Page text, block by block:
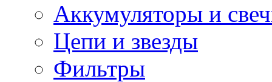
Аккумуляторы и
Цепи и звезды
Фильтры